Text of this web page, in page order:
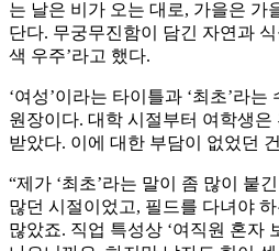
는 날은 비가 오는 대로, 가을은 가
단다. 무궁무진함이 담긴 자연과
색 우주’라고 했다.
‘여성’이라는 타이틀과 ‘최초’라는
원장이다. 대학 시절부터 여학생
받았다. 이에 대한 부담이 없었던
“제가 ‘최초’라는 말이 좀 많이 붙
많던 시절이었고, 필드를 다녀야
많았죠. 직업 특성상 ‘여직원 혼자